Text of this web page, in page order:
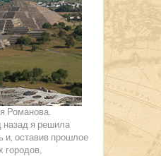
Романова.
назад я решила
и, оставив прошлое
городов,